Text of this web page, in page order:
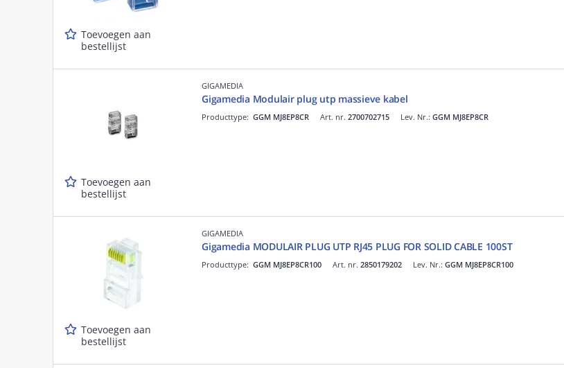
Toevoegen aan
bestellijst
Toevoegen aan
bestellijst
GIGAMEDIA
Gigamedia Modulair plug utp massieve kabel
Art. nr. 2700702715
Producttype: GGM MJ8EP8CR Lev. Nr.: GGM MJ8EP8CR
Toevoegen aan
bestellijst
GIGAMEDIA
Gigamedia MODULAIR PLUG UTP RJ45 PLUG FOR SOLID CABLE 100ST
Art. nr. 2850179202
Producttype: GGM MJ8EP8CR100 Lev. Nr.: GGM MJ8EP8CR100